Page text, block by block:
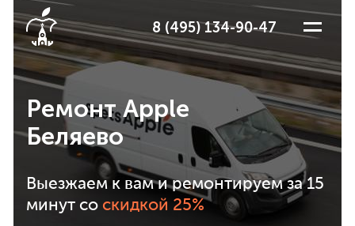
8 (495) 134-90-47
Ремонт Apple
Беляево
Выезжаем к вам и ремонтируем за 15
минут со скидкой 25%